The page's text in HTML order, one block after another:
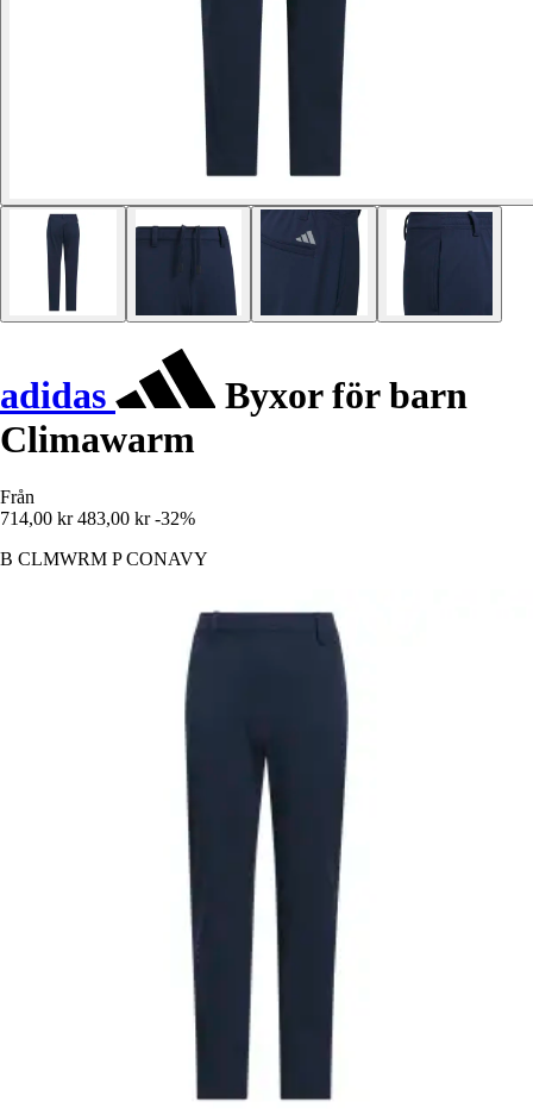
adidas
Byxor för barn
Climawarm
Från
714,00 kr 483,00 kr -32%
B CLMWRM P CONAVY